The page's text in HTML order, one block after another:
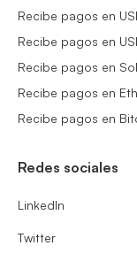
Recibe pagos en
Recibe pagos en
Recibe pagos en
Recibe pagos en
Recibe pagos en
Redes sociales
LinkedIn
Twitter